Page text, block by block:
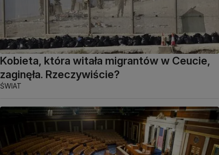
Kobieta, która witała migrantów w Ceucie,
zaginęła. Rzeczywiście?
ŚWIAT